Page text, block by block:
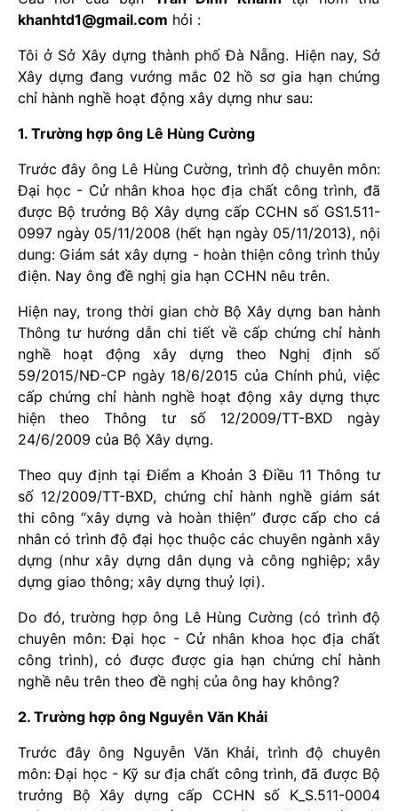
khanhtd1@gmail.com hỏi :
Tôi ở Sở Xây dựng thành phố Đà Nẵng. Hiện nay, Sở
Xây dựng đang vướng mắc 02 hồ sơ gia hạn chứng
chỉ hành nghề hoạt động xây dựng như sau:
1. Trường hợp ông Lê Hùng Cường
Trước đây ông Lê Hùng Cường, trình độ chuyên môn:
Đại học - Cử nhân khoa học địa chất công trình, đã
được Bộ trưởng Bộ Xây dựng cấp CCHN số GS1.511-
0997 ngày 05/11/2008 (hết hạn ngày 05/11/2013), nội
dung: Giám sát xây dựng - hoàn thiện công trình thủy
điện. Nay ông đề nghị gia hạn CCHN nêu trên.
Hiện nay, trong thời gian chờ Bộ Xây dựng ban hành
Thông tư hướng dẫn chi tiết về cấp chứng chỉ hành
nghề hoạt động xây dựng theo Nghị định số
59/2015/NĐ-CP ngày 18/6/2015 của Chính phủ, việc
cấp chứng chỉ hành nghề hoạt động xây dựng thực
hiện theo Thông tư số 12/2009/TT-BXD ngày
24/6/2009 của Bộ Xây dựng.
Theo quy định tại Điểm a Khoản 3 Điều 11 Thông tư
số 12/2009/TT-BXD, chứng chỉ hành nghề giám sát
thi công “xây dựng và hoàn thiện” được cấp cho cá
nhân có trình độ đại học thuộc các chuyên ngành xây
dựng (như xây dựng dân dụng và công nghiệp; xây
dựng giao thông; xây dựng thuỷ lợi).
Do đó, trường hợp ông Lê Hùng Cường (có trình độ
chuyên môn: Đại học - Cử nhân khoa học địa chất
công trình), có được được gia hạn chứng chỉ hành
nghề nêu trên theo đề nghị của ông hay không?
2. Trường hợp ông Nguyễn Văn Khải
Trước đây ông Nguyễn Văn Khải, trình độ chuyên
môn: Đại học - Kỹ sư địa chất công trình, đã được Bộ
trưởng Bộ Xây dựng cấp CCHN số K_S.511-0004